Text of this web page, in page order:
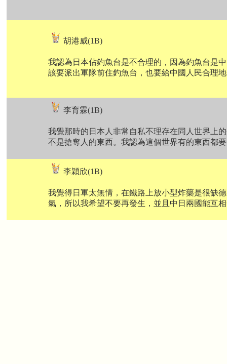
胡港威(1B)
我認為日本佔釣魚台是不合理的，因為釣魚台是
該要派出軍隊前住釣魚台，也要給中國人民合理
李育霖(1B)
我覺那時的日本人非常自私不理存在同人世界上
不是搶奪人的東西。我認為這個世界有的東西都
李穎欣(1B)
我覺得日軍太無情，在鐵路上放小型炸藥是很缺
氣，所以我希望不要再發生，並且中日兩國能互